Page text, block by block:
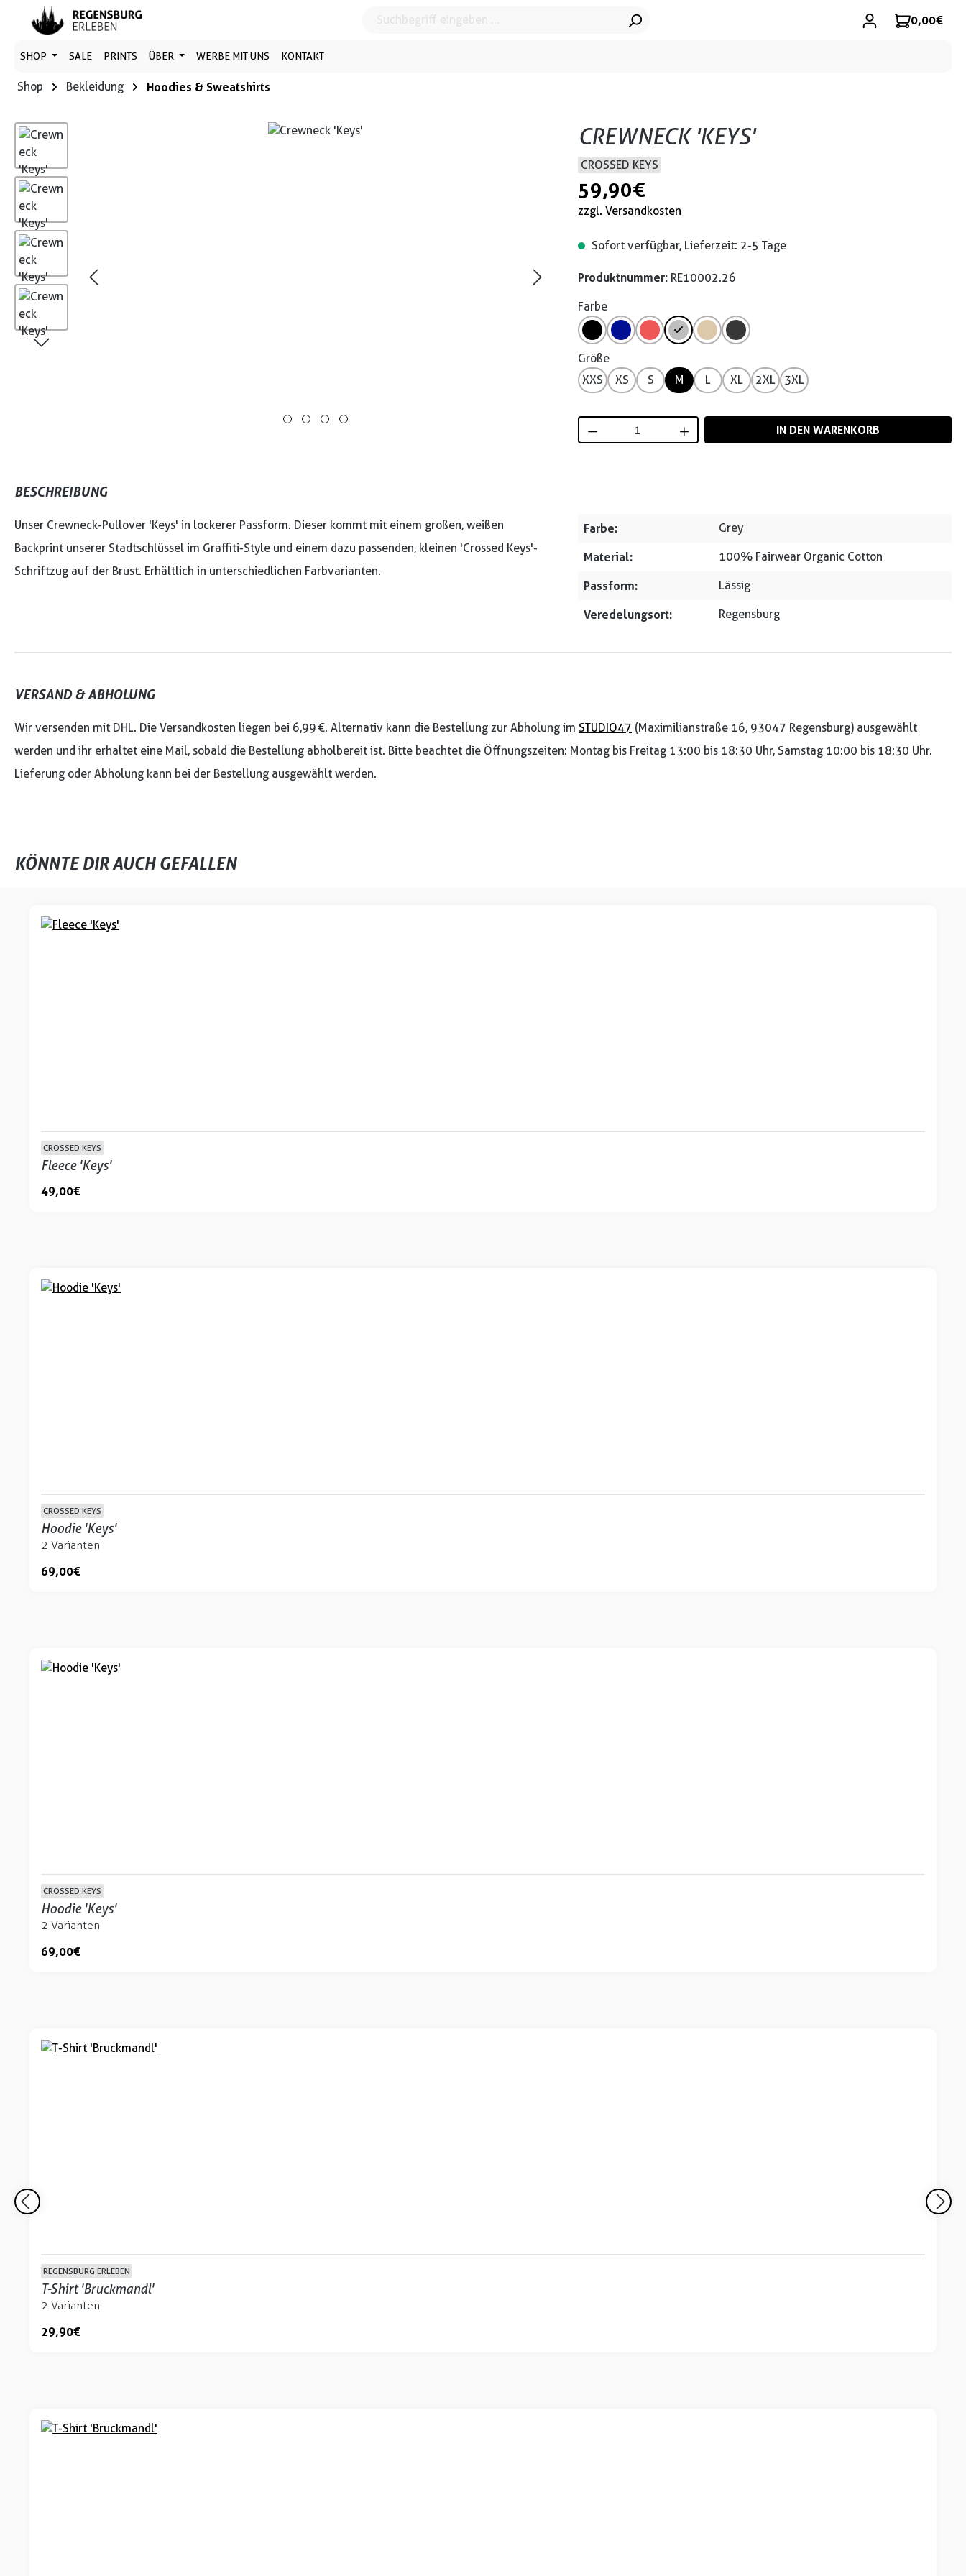
Hauptinhalt springen
Zur Suche springen
Zur Hauptnavigation springen 0,00 €
SHOP SALE PRINTS ÜBER WERBE MIT UNS KONTAKT
Shop Bekleidung Hoodies & Sweatshirts
Bildergalerie überspringen CREWNECK 'KEYS'
CROSSED KEYS
59,90 €
zzgl. Versandkosten
Sofort verfügbar, Lieferzeit: 2-5 Tage
Produktnummer: RE10002.26
Farbe
Größe
XXS
XS S M L XL 2XL 3XL
Produkt Anzahl: Gib den gewünschten Wert ein
IN DEN WARENKORB
BESCHREIBUNG
Unser Crewneck-Pullover 'Keys' in lockerer Passform. Dieser kommt mit einem großen, weißen
Backprint unserer Stadtschlüssel im Graffiti-Style und einem dazu passenden, kleinen 'Crossed Keys'-
Schriftzug auf der Brust. Erhältlich in unterschiedlichen Farbvarianten.
Farbe: Grey
Material: 100% Fairwear Organic Cotton
Passform: Lässig
Veredelungsort: Regensburg
VERSAND & ABHOLUNG
Wir versenden mit DHL. Die Versandkosten liegen bei 6,99 €. Alternativ kann die Bestellung zur Abholung im STUDIO47 (Maximilianstraße 16, 93047 Regensburg) ausgewählt
werden und ihr erhaltet eine Mail, sobald die Bestellung abholbereit ist. Bitte beachtet die Öffnungszeiten: Montag bis Freitag 13:00 bis 18:30 Uhr, Samstag 10:00 bis 18:30 Uhr.
Lieferung oder Abholung kann bei der Bestellung ausgewählt werden.
KÖNNTE DIR AUCH GEFALLEN
CROSSED KEYS
Fleece 'Keys'
49,00 €
CROSSED KEYS
Hoodie 'Keys'
2 Varianten
69,00 €
CROSSED KEYS
Hoodie 'Keys'
2 Varianten
69,00 €
REGENSBURG ERLEBEN
T-Shirt 'Bruckmandl'
2 Varianten
29,90 €